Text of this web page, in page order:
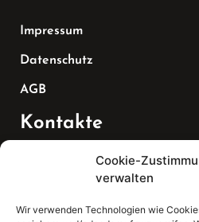
Cookie-
verwalten
Wir verwenden Technologien wie
Impressum
Datenschutz
AGB
Kontakte
07147 270 3349